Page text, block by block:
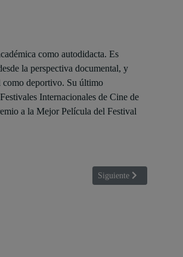
como autodidacta. Es
la perspectiva documental, y
como deportivo. Su último
Internacionales de Cine de
a la Mejor Película del Festival
Artículo siguiente:
Siguiente